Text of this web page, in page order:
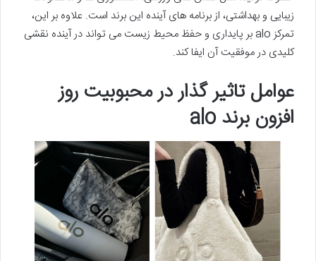
زیبایی و بهداشتی، از برنامه های آینده این برند است. علاوه بر این،
تمرکز alo بر پایداری و حفظ محیط زیست می تواند در آینده نقشی
کلیدی در موفقیت آن ایفا کند.
عوامل تاثیر گذار در محبوبیت روز
افزون برند alo